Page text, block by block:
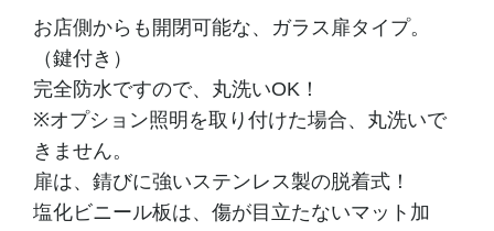
お店側からも開閉可能な、ガラス扉タイプ。
（鍵付き）
完全防水ですので、丸洗いOK！
※オプション照明を取り付けた場合、丸洗いで
きません。
扉は、錆びに強いステンレス製の脱着式！
塩化ビニール板は、傷が目立たないマット加